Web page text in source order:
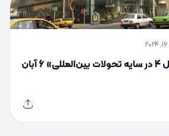
سمینار «مدیریت نسل 4 در سایه تحولات بین‌المللی» 6 آبان